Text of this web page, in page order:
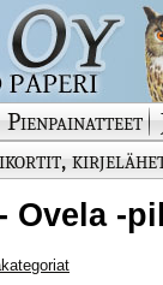
Pienpainatteet
Ovela -